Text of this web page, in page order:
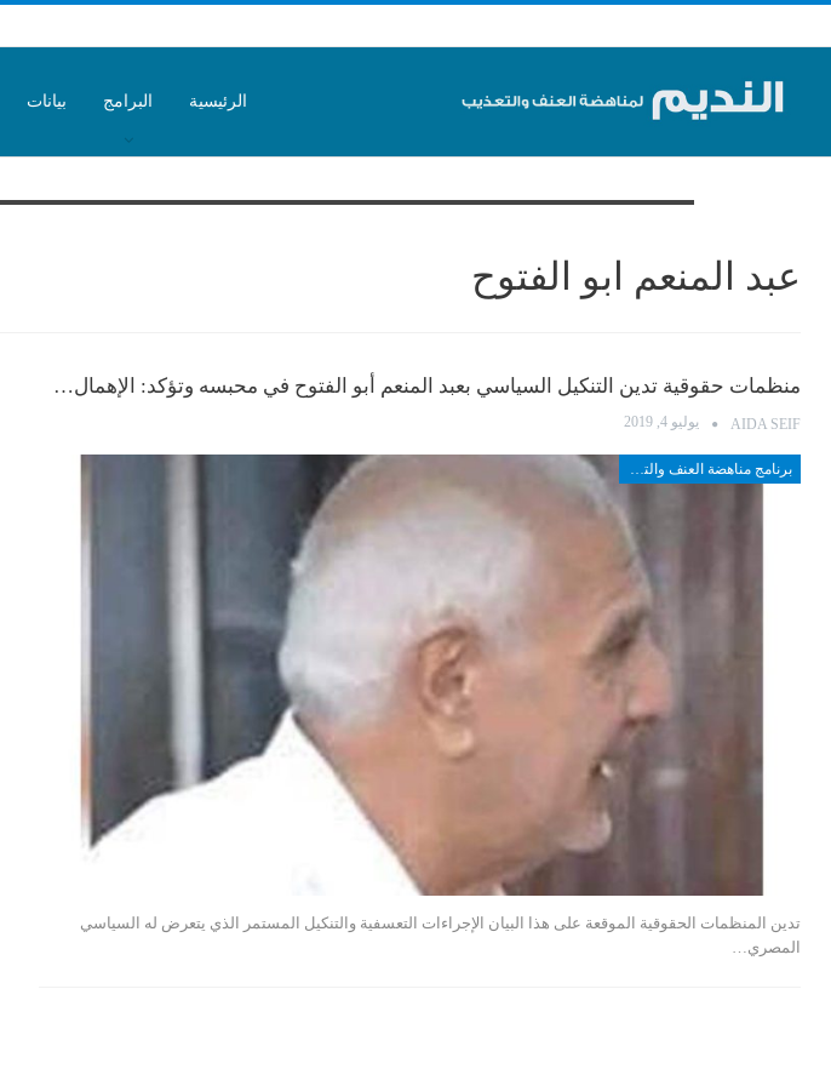
الرئيسية البرامج بيانات
عبد المنعم ابو الفتوح
منظمات حقوقية تدين التنكيل السياسي بعبد المنعم أبو الفتوح في محبسه وتؤكد: الإهمال…
AIDA SEIF يوليو 4, 2019
تدين المنظمات الحقوقية الموقعة على هذا البيان الإجراءات التعسفية والتنكيل المستمر الذي يتعرض له السياسي
المصري…